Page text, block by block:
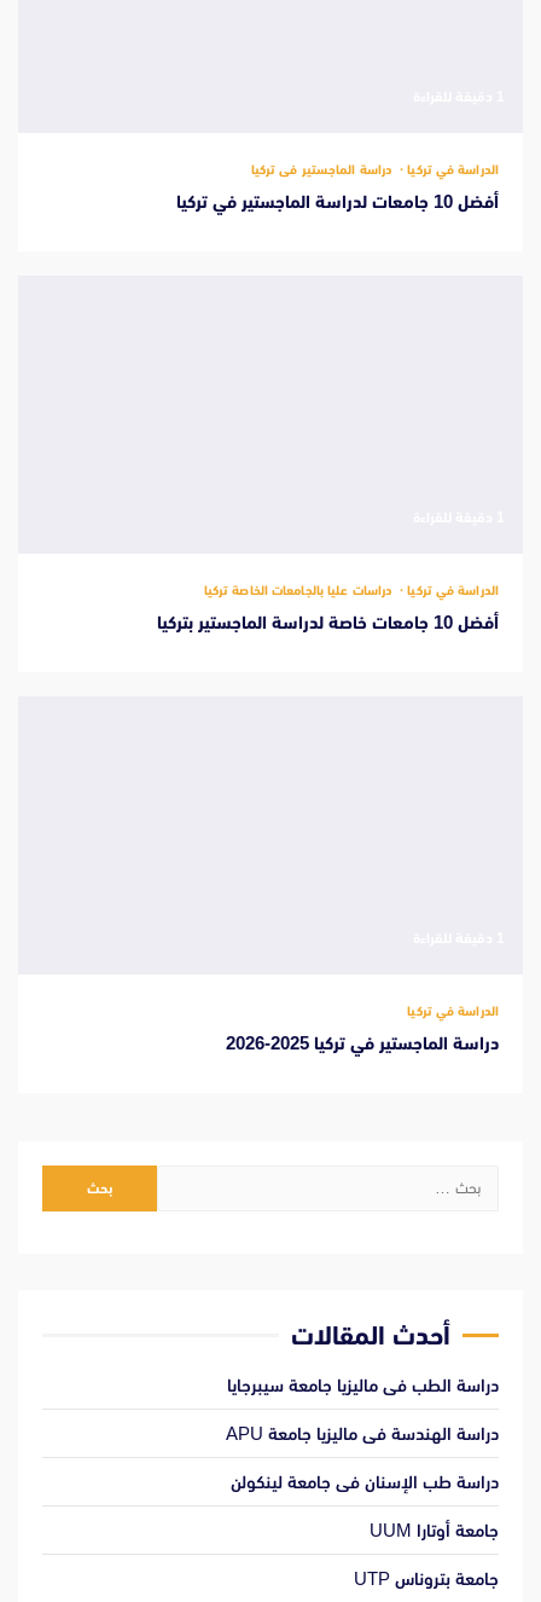
الدراسة في تركيا دراسة الماجستير فى تركيا
أفضل 10 جامعات لدراسة الماجستير في تركيا
الدراسة في تركيا دراسات عليا بالجامعات الخاصة تركيا
أفضل 10 جامعات خاصة لدراسة الماجستير بتركيا
الدراسة في تركيا
دراسة الماجستير في تركيا 2025-2026
البحث
أحدث المقالات
دراسة الطب فى ماليزيا جامعة سيبرجايا
دراسة الهندسة فى ماليزيا جامعة APU
دراسة طب الإسنان فى جامعة لينكولن
جامعة أوتارا UUM
جامعة بتروناس UTP